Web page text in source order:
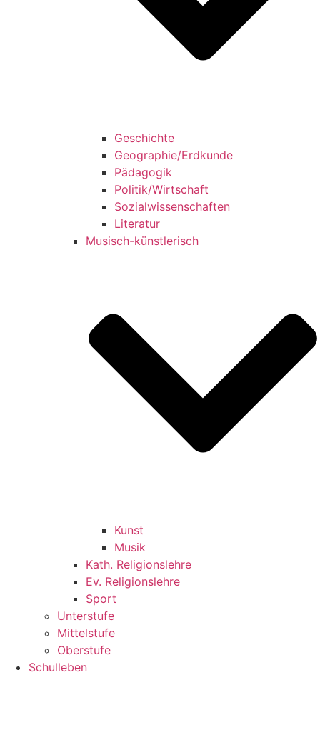
Geschichte
Geographie/Erdkunde
Pädagogik
Politik/Wirtschaft
Sozialwissenschaften
Literatur
Musisch-künstlerisch
Kunst
Musik
Kath. Religionslehre
Ev. Religionslehre
Sport
Unterstufe
Mittelstufe
Oberstufe
Schulleben